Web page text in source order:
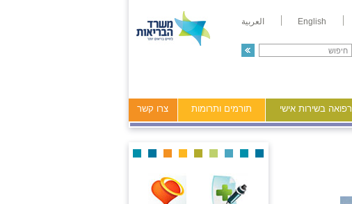
English العربية
רפואה בשירות אישי תורמים ותרומות צרו קשר